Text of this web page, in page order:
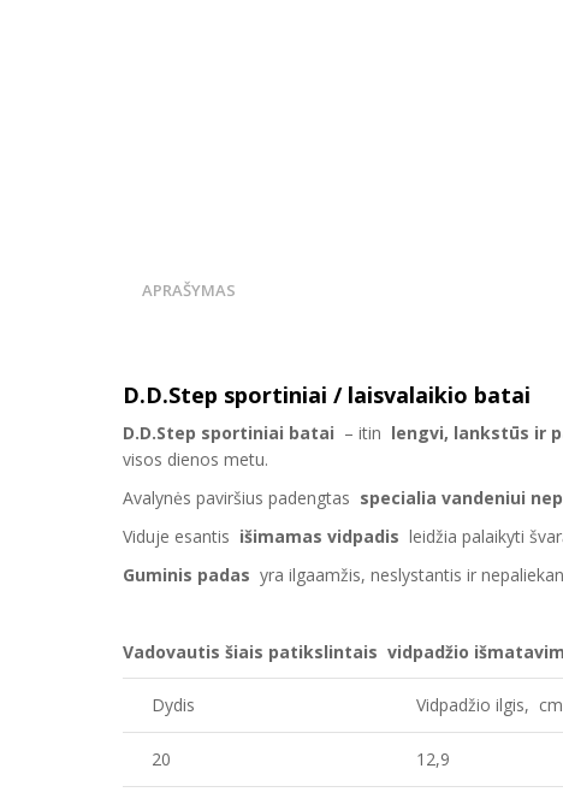
APRAŠYMAS
D.D.Step sportiniai / laisvalaikio batai
D.D.Step sportiniai batai – itin lengvi, lankstūs ir
visos dienos metu.
Avalynės paviršius padengtas specialia vandeniui
Viduje esantis išimamas vidpadis leidžia palaikyti
Guminis padas yra ilgaamžis, neslystantis ir
Vadovautis šiais patikslintais vidpadžio
Dydis Vidpadžio ilgis, cm
20 12,9